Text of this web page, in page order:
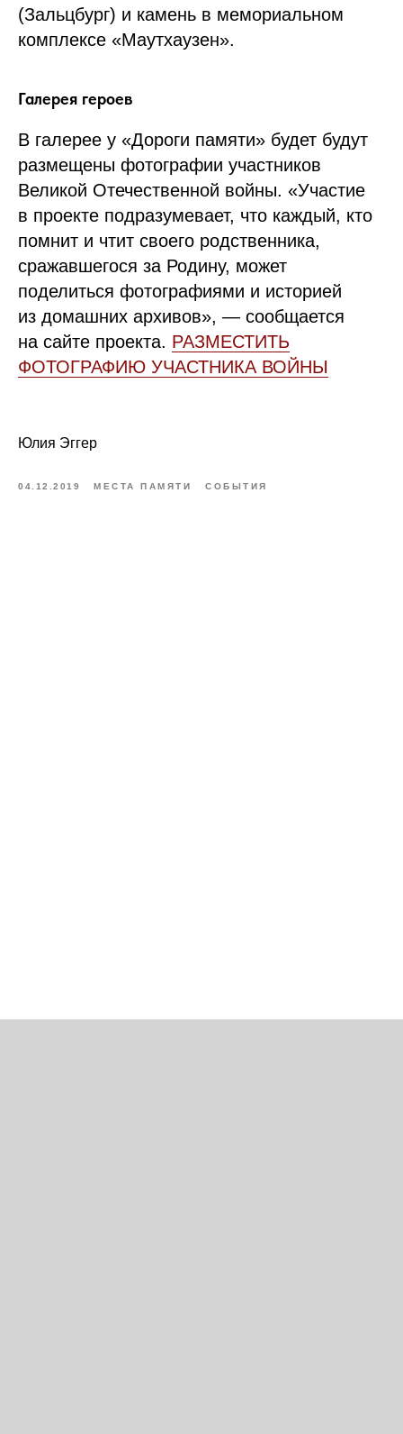
(Зальцбург) и камень в мемориальном
комплексе «Маутхаузен».
Галерея героев
В галерее у «Дороги памяти» будет будут
размещены фотографии участников
Великой Отечественной войны. «Участие
в проекте подразумевает, что каждый, кто
помнит и чтит своего родственника,
сражавшегося за Родину, может
поделиться фотографиями и историей
из домашних архивов», — сообщается
на сайте проекта. РАЗМЕСТИТЬ
ФОТОГРАФИЮ УЧАСТНИКА ВОЙНЫ
Юлия Эггер
04.12.2019 МЕСТА ПАМЯТИ СОБЫТИЯ